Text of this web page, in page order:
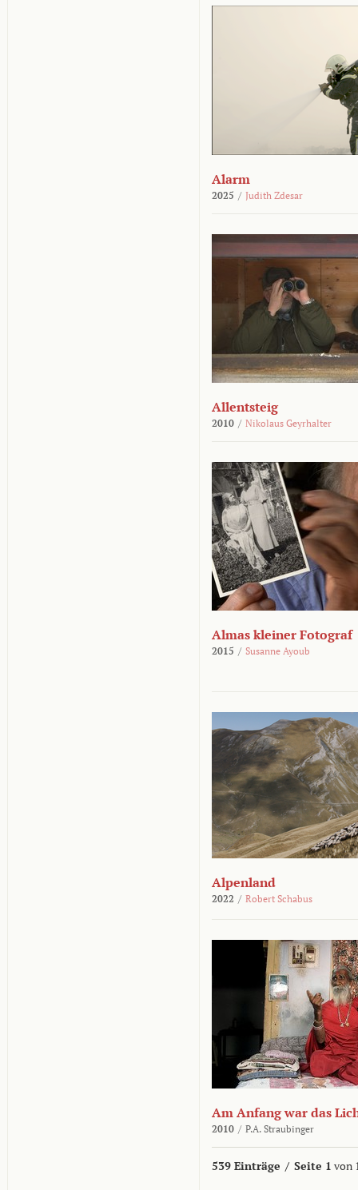
Alarm
2025 / Judith Zdesar
Allentsteig
2010 / Nikolaus Geyrhalter
Almas kleiner Fotograf
2015 / Susanne Ayoub
Alpenland
2022 / Robert Schabus
Am Anfang war das
2010 / P.A. Straubinger
539 Einträge / Seite 1 von